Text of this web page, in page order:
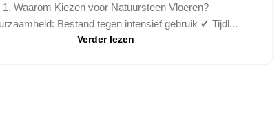
1. Waarom Kiezen voor Natuursteen Vloeren?
Bestand tegen intensief gebruik ✔ Tijdl...
Verder lezen